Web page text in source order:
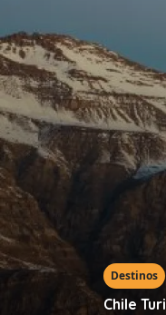
Destinos
Chile